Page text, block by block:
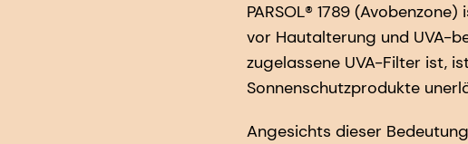
PARSOL® 1789
vor Hautalterung und UVA-
zugelassene UVA-Filter ist,
Sonnenschutzprodukte
Angesichts dieser